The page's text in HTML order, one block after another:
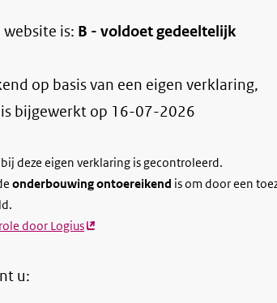
website is: B - voldoet gedeeltelijk
op basis van een eigen verklaring,
bijgewerkt op 16-07-2026
deze eigen verklaring is gecontroleerd.
onderbouwing ontoereikend is om door een
door Logius(externe
u: